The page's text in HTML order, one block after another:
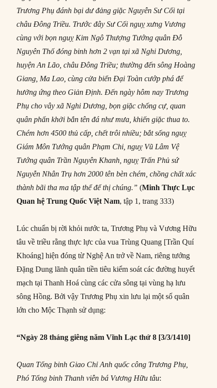
Trương Phụ đánh bại dư đảng giặc Nguyễn Sư Cối tại
châu Đông Triều. Trước đây Sư Cối nguỵ xưng Vương
cùng với bọn nguỵ Kim Ngô Thượng Tướngquân Đỗ
Nguyên Thố đóng binh hơn 2 vạn tại xã Nghi Dương,
huyện An Lão, châu Đông Triều; thường đến sông Hoàng
Giang, Ma Lao, cùng cửa biển Đại Toàn cướp phá để
hưởng ứng theo Giản Định. Đến ngày hôm nay Trương
Phụ cho vây xã Nghi Dương, bọn giặcchống cự, quan
quân phấn khởi bắn tên đá như mưa, khiến giặc thua to.
Chém hơn 4500 thủ cấp, chết trôi nhiều; bắt sống nguỵ
Giám Môn Tướngquân Phạm Chi, nguỵ Vũ Lâm Vệ
Tướngquân Trần Nguyên Khanh, nguỵ Trấn Phủ sứ
Nguyễn Nhân Trụ hơn 2000 tên bèn chém, chồng chất xác
thành bãi tha ma tập thể để thị chúng.”(Minh Thực Lục
Quan hệ Trung Quốc Việt Nam, tập 1, trang 333)
Lúc chuẩn bị rời khỏi nước ta, Trương Phụ và Vương Hữu
tâu về triều rằng thực lực của vua Trùng Quang [Trần Quí
Khoáng] hiện đóng từ Nghệ An trở về Nam, riêng tướng
Ðặng Dung lãnh quân tiền tiêu kiểm soát các đường huyết
mạch tại Thanh Hoá cùng các cửa sông tại vùng hạ lưu
sông Hồng. Bởi vậy Trương Phụ xin lưu lại một số quân
lớn cho Mộc Thạnh sử dụng:
“Ngày 28 tháng giêng năm Vĩnh Lạc thứ 8 [3/3/1410]
Quan Tổng binh Giao Chỉ Anh quốc công Trương Phụ,
Phó Tổng binh Thanh viễn bá Vương Hữu tâu: